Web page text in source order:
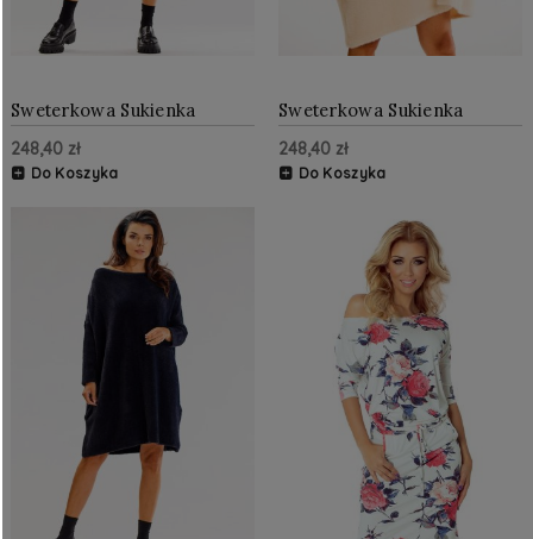
Sweterkowa Sukienka
Oversize Czerwona AW618
248,40 zł
Do Koszyka
Sweterkowa Sukienka
Oversize Beżowa AW618
248,40 zł
Do Koszyka